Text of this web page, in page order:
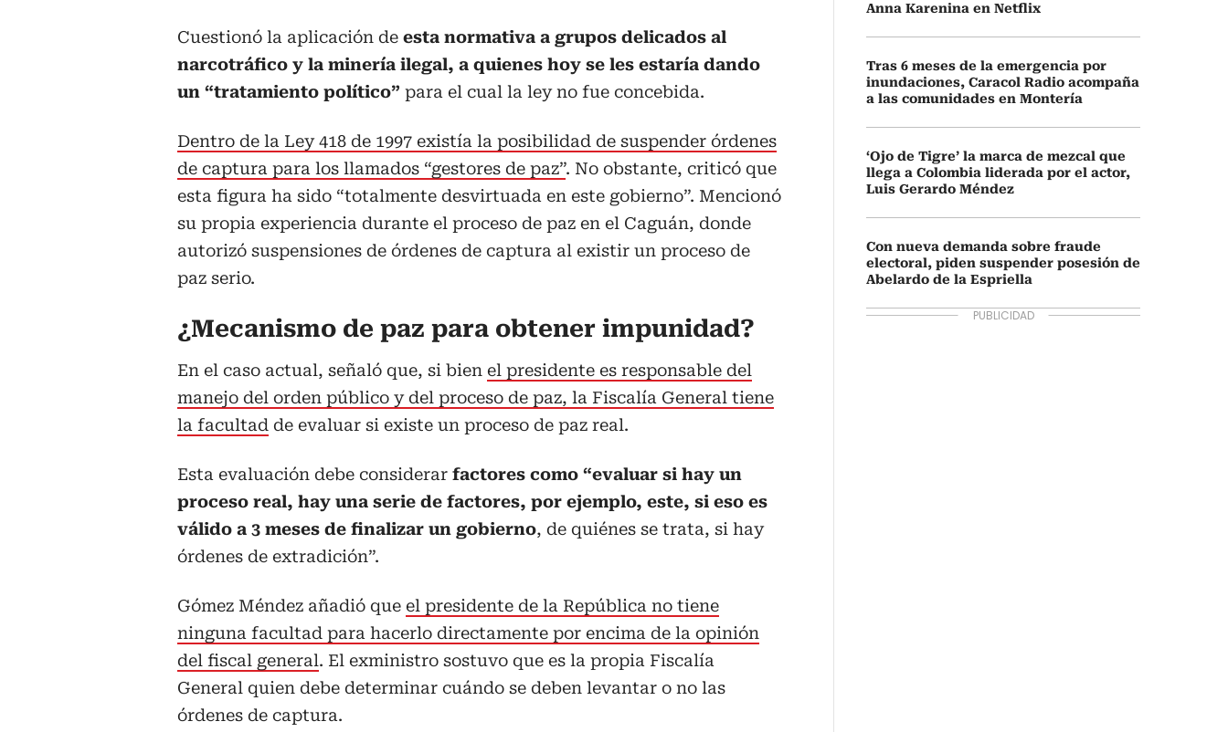
Cuestionó la aplicación de esta normativa a grupos delicados al
narcotráfico y la minería ilegal, a quienes hoy se les estaría dando
un “tratamiento político” para el cual la ley no fue concebida.
Dentro de la Ley 418 de 1997 existía la posibilidad de suspender órdenes
de captura para los llamados “gestores de paz”. No obstante, criticó que
esta figura ha sido “totalmente desvirtuada en este gobierno”. Mencionó
su propia experiencia durante el proceso de paz en el Caguán, donde
autorizó suspensiones de órdenes de captura al existir un proceso de
paz serio.
¿Mecanismo de paz para obtener impunidad?
En el caso actual, señaló que, si bien el presidente es responsable del
manejo del orden público y del proceso de paz, la Fiscalía General tiene
la facultad de evaluar si existe un proceso de paz real.
Esta evaluación debe considerar factores como “evaluar si hay un
proceso real, hay una serie de factores, por ejemplo, este, si eso es
válido a 3 meses de finalizar un gobierno, de quiénes se trata, si hay
órdenes de extradición”.
Gómez Méndez añadió que el presidente de la República no tiene
ninguna facultad para hacerlo directamente por encima de la opinión
del fiscal general. El exministro sostuvo que es la propia Fiscalía
General quien debe determinar cuándo se deben levantar o no las
órdenes de captura.
Anna Karenina en Netflix
Tras 6 meses de la emergencia por
inundaciones, Caracol Radio acompaña
a las comunidades en Montería
‘Ojo de Tigre’ la marca de mezcal que
llega a Colombia liderada por el actor,
Luis Gerardo Méndez
Con nueva demanda sobre fraude
electoral, piden suspender posesión de
Abelardo de la Espriella